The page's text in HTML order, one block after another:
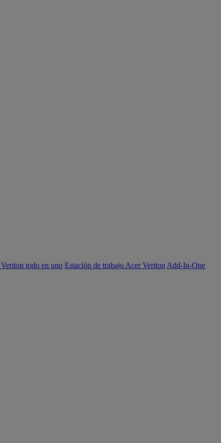
todo en uno Estación de trabajo Acer Veriton Add-In-One